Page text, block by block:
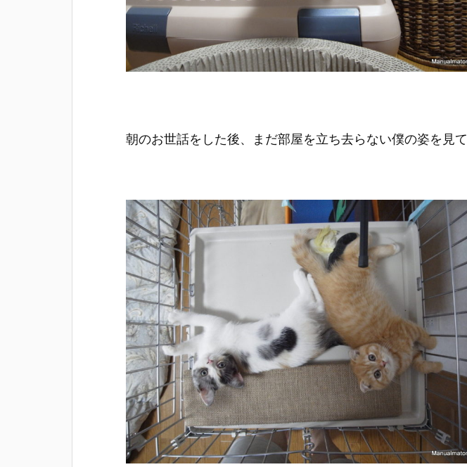
朝のお世話をした後、まだ部屋を立ち去らない僕の姿を見て